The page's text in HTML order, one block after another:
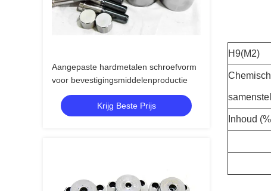
Aangepaste hardmetalen schroefvorm
voor bevestigingsmiddelenproductie
Krijg Beste Prijs
H9(M2)
Inhoud